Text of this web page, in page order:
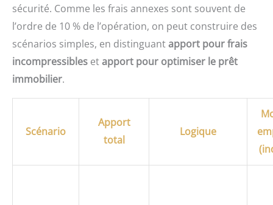
sécurité. Comme les frais annexes sont souvent de
l’ordre de 10 % de l’opération, on peut construire des
scénarios simples, en distinguantapport pour frais
incompressibles etapport pour optimiser le prêt
immobilier.
Scénario
Apport
total
Logique